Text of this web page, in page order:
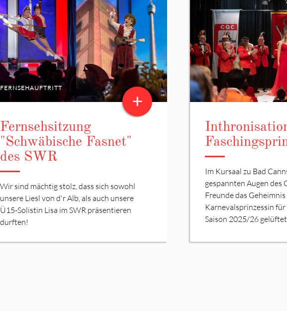
FERNSEHAUFTRITT
Fernsehsitzung
"Schwäbische Fasnet"
des SWR
Wir sind mächtig stolz, dass sich sowohl
unsere Liesl von d'r Alb, als auch unsere
Ü15-Solistin Lisa im SWR präsentieren
durften!
+
Im Kursaal zu Bad
gespannten Augen des
Freunde das
Karnevalsprinzessin
Saison 2025/26